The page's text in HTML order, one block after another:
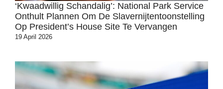
‘Kwaadwillig Schandalig’: National Park Service
Onthult Plannen Om De Slavernijtentoonstelling
Op President’s House Site Te Vervangen
19 April 2026